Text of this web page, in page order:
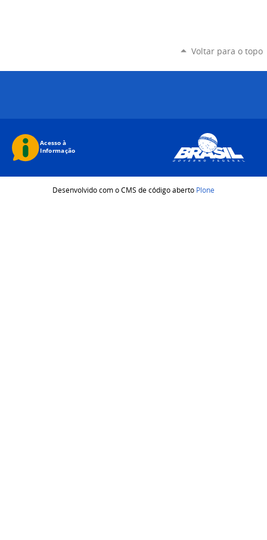
Voltar para o topo
Desenvolvido com o CMS de código aberto Plone